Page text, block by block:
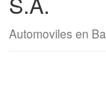
Automoviles en